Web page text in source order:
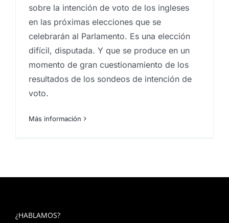
sobre la intención de voto de los ingleses
en las próximas elecciones que se
celebrarán al Parlamento. Es una elección
difícil, disputada. Y que se produce en un
momento de gran cuestionamiento de los
resultados de los sondeos de intención de
voto.
Más información
¿HABLAMOS?